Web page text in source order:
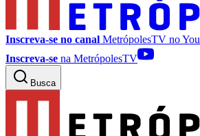
Inscreva-se no canal MetrópolesTV no
Inscreva-se na MetrópolesTV
Busca